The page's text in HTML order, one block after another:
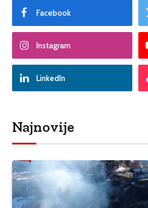
Facebook
Instagram
LinkedIn
Najnovije